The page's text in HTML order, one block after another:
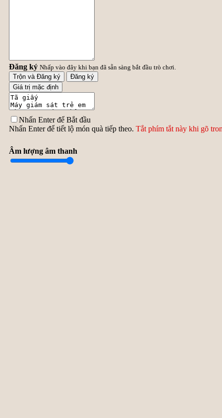
Đăng ký Nhấp vào đây khi bạn đã sẵn sàng bắt đầu trò chơi.
Trộn và Đăng ký
Đăng ký
Giá trị mặc định
Nhấn Enter để Bắt đầu
Nhấn Enter để tiết lộ món quà tiếp theo. Tắt phím tắt này khi gõ
Âm lượng âm thanh